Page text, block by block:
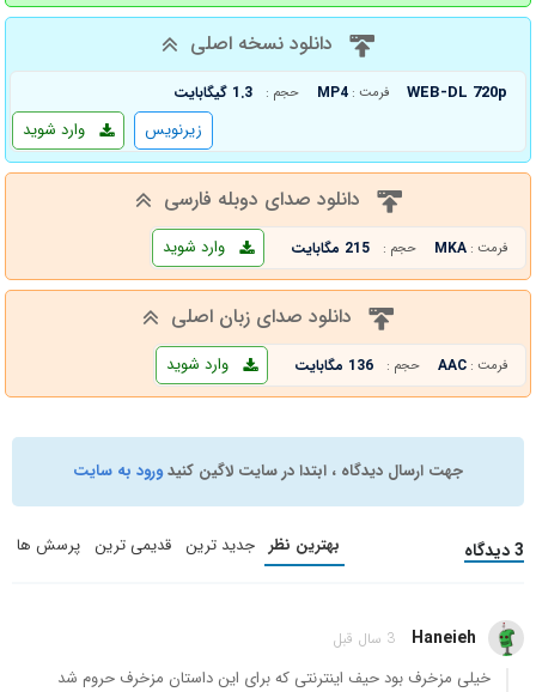
دانلود نسخه اصلی
WEB-DL 720p فرمت : MP4 حجم : 1.3 گیگابایت
وارد شوید زیرنویس
دانلود صدای دوبله فارسی
فرمت : MKA حجم : 215 مگابایت وارد شوید
دانلود صدای زبان اصلی
فرمت : AAC حجم : 136 مگابایت وارد شوید
جهت ارسال دیدگاه ، ابتدا در سایت لاگین کنیدورود به سایت
3 دیدگاه بهترین نظر جدید ترین قدیمی ترین پرسش ها
Haneieh 3 سال قبل
خیلی مزخرف بود حیف اینترنتی که برای این داستان مزخرف حروم شد